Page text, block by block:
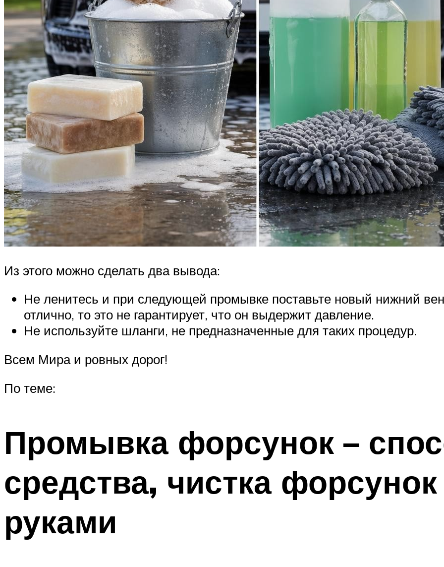
Из этого можно сделать два вывода:
Не ленитесь и при следующей промывке поставьте новый нижний
отлично, то это не гарантирует, что он выдержит давление.
Не используйте шланги, не предназначенные для таких процедур.
Всем Мира и ровных дорог!
По теме:
Промывка форсунок –
средства, чистка
руками